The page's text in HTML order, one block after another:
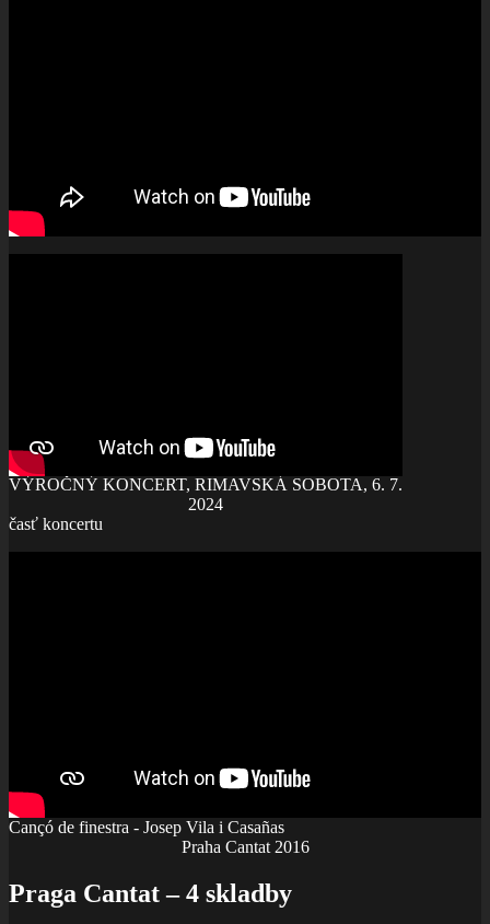
VÝROČNÝ KONCERT, RIMAVSKÁ SOBOTA, 6. 7.
2024
časť koncertu
Cançó de finestra - Josep Vila i Casañas
Praha Cantat 2016
Praga Cantat – 4 skladby